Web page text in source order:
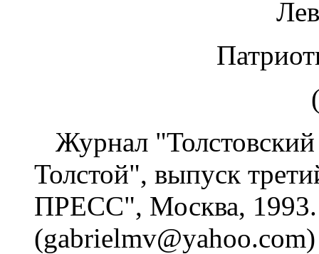
Журнал
Толстой", выпуск
ПРЕСС", Москва,
(gabrielmv@yahoo.com)